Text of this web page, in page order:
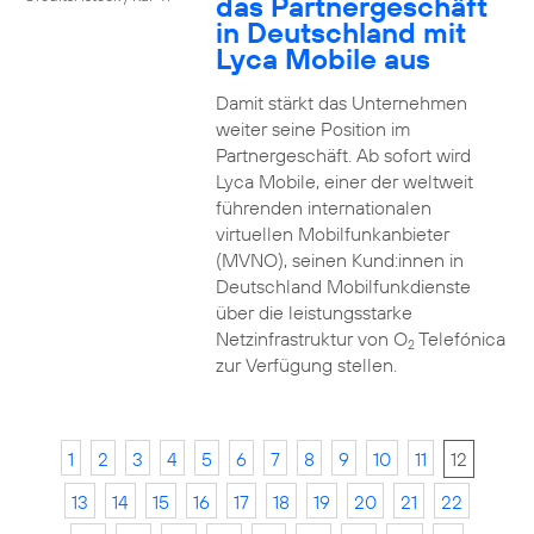
in Deutschland mit
Lyca Mobile aus
Damit stärkt das Unternehmen
weiter seine Position im
Partnergeschäft. Ab sofort wird
Lyca Mobile, einer der weltweit
führenden internationalen
virtuellen Mobilfunkanbieter
(MVNO), seinen Kund:innen in
Deutschland Mobilfunkdienste
über die leistungsstarke
Netzinfrastruktur von O2Telefónica
zur Verfügung stellen.
1 2 3 4 5 6 7 8 9 10 11
12
13
14 15 16 17 18 19 20 21
22